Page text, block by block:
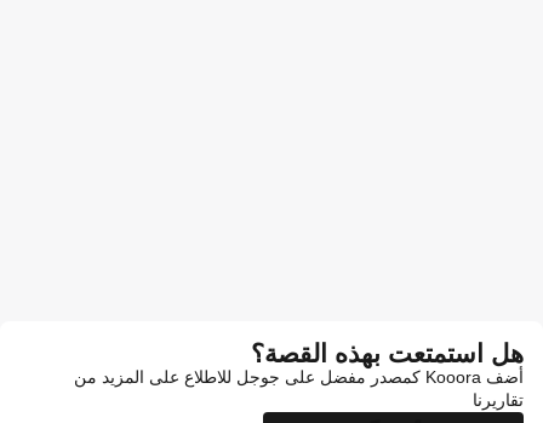
هل استمتعت بهذه القصة؟
أضف Kooora كمصدر مفضل على جوجل للاطلاع على المزيد من
تقاريرنا